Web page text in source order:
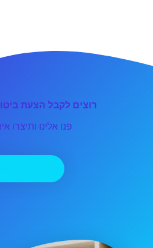
רוצים לקבל הצעת
פנו אלינו ותיצרו